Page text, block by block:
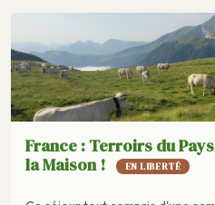
France : Terroirs du
la Maison !
EN LIBERTÉ